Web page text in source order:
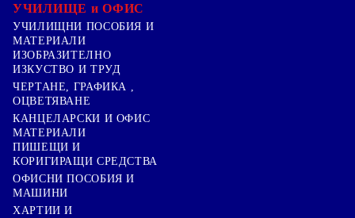
УЧИЛИЩЕ и ОФИС
УЧИЛИЩНИ ПОСОБИЯ И
МАТЕРИАЛИ
ИЗОБРАЗИТЕЛНО
ИЗКУСТВО И ТРУД
ЧЕРТАНЕ, ГРАФИКА ,
ОЦВЕТЯВАНЕ
КАНЦЕЛАРСКИ И ОФИС
МАТЕРИАЛИ
ПИШЕЩИ И
КОРИГИРАЩИ СРЕДСТВА
ОФИСНИ ПОСОБИЯ И
МАШИНИ
ХАРТИИ И